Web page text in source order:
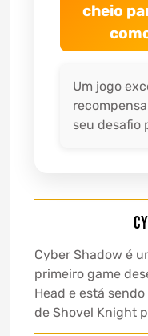
cheio
Um jogo
seu desafio
Cyber Shadow é
primeiro game
Head e está
de Shovel Knight